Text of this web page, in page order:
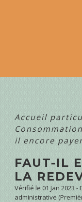
Accueil
Consommation
il encore
FAUT-IL
LA
Vérifié le 01 Jan 2023
administrative